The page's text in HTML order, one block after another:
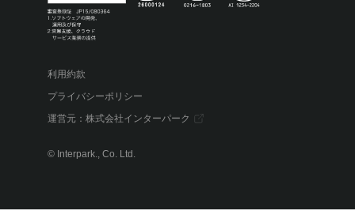
利用約款
プライバシーポリシー
運営元： 株式会社インターパーク
© Interpark., Co. Ltd.